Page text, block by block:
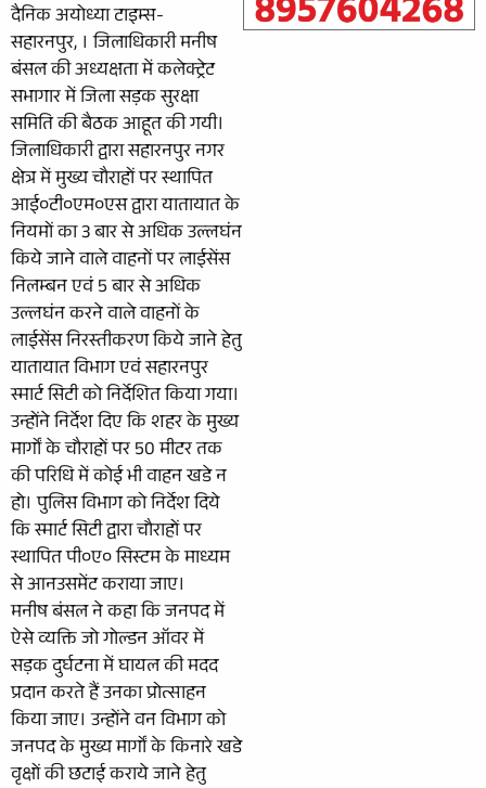
दैनिक अयोध्या टाइम्स-
सहारनपुर, । जिलाधिकारी मनीष
बंसल की अध्यक्षता में कलेक्ट्रेट
सभागार में जिला सड़क सुरक्षा
समिति की बैठक आहूत की गयी।
जिलाधिकारी द्वारा सहारनपुर नगर
क्षेत्र में मुख्य चौराहों पर स्थापित
आई०टी०एम०एस द्वारा यातायात के
नियमों का 3 बार से अधिक उल्लघंन
किये जाने वाले वाहनों पर लाईसेंस
निलम्बन एवं 5 बार से अधिक
उल्लघंन करने वाले वाहनों के
लाईसेंस निरस्तीकरण किये जाने हेतु
यातायात विभाग एवं सहारनपुर
स्मार्ट सिटी को निर्देशित किया गया।
उन्होंने निर्देश दिए कि शहर के मुख्य
मार्गों के चौराहों पर 50 मीटर तक
की परिधि में कोई भी वाहन खडे न
हो। पुलिस विभाग को निर्देश दिये
कि स्मार्ट सिटी द्वारा चौराहों पर
स्थापित पी०ए० सिस्टम के माध्यम
से आनउसमेंट कराया जाए।
मनीष बंसल ने कहा कि जनपद में
ऐसे व्यक्ति जो गोल्डन ऑवर में
सड़क दुर्घटना में घायल की मदद
प्रदान करते हैं उनका प्रोत्साहन
किया जाए। उन्होंने वन विभाग को
जनपद के मुख्य मार्गों के किनारे खडे
वृक्षों की छटाई कराये जाने हेतु